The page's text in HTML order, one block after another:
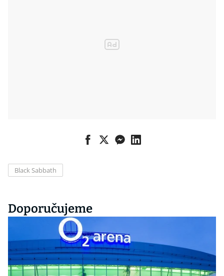
Black Sabbath
Doporučujeme